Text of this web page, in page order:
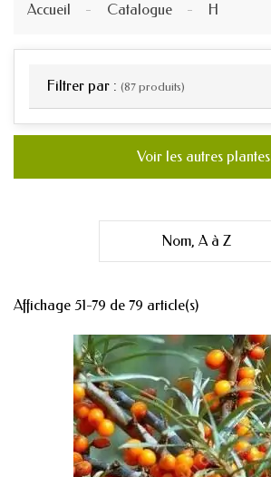
Accueil Catalogue H
Filtrer par : (87 produits)
Voir les autres plantes
Nom, A à Z
Affichage 51-79 de 79 article(s)